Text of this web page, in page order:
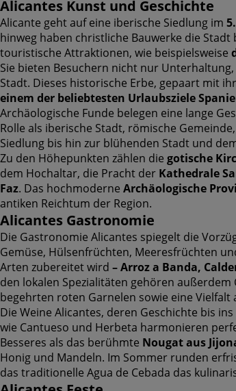
Alicantes Kunst und Geschichte
Alicante geht auf eine iberische Siedlung im
hinweg haben christliche Bauwerke die
touristische Attraktionen, wie beispielsweise
Sie bieten Besuchern nicht nur
Stadt. Dieses historische Erbe, gepaart mit
einem der beliebtesten Urlaubsziele
Archäologische Funde belegen eine lange
Rolle als iberische Stadt, römische
Siedlung bis hin zur blühenden Stadt und
Zu den Höhepunkten zählen die gotische
dem Hochaltar, die Pracht der Kathedrale
Faz. Das hochmoderne Archäologische
antiken Reichtum der Region.
Alicantes Gastronomie
Die Gastronomie Alicantes spiegelt die
Gemüse, Hülsenfrüchten, Meeresfrüchten
Arten zubereitet wird – Arroz a Banda,
den lokalen Spezialitäten gehören
begehrten roten Garnelen sowie eine Vielfalt
Die Weine Alicantes, deren Geschichte bis
wie Cantueso und Herbeta harmonieren
Besseres als das berühmte Nougat aus
Honig und Mandeln. Im Sommer runden
das traditionelle Agua de Cebada das